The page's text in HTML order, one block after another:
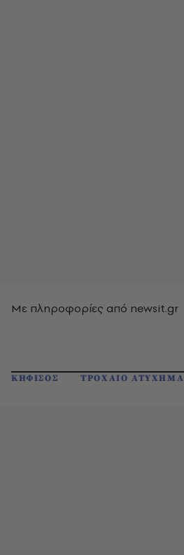
Με πληροφορίες από newsit.gr
ΚΗΦΙΣΟΣ ΤΡΟΧΑΙΟ ΑΤΥΧΗΜΑ